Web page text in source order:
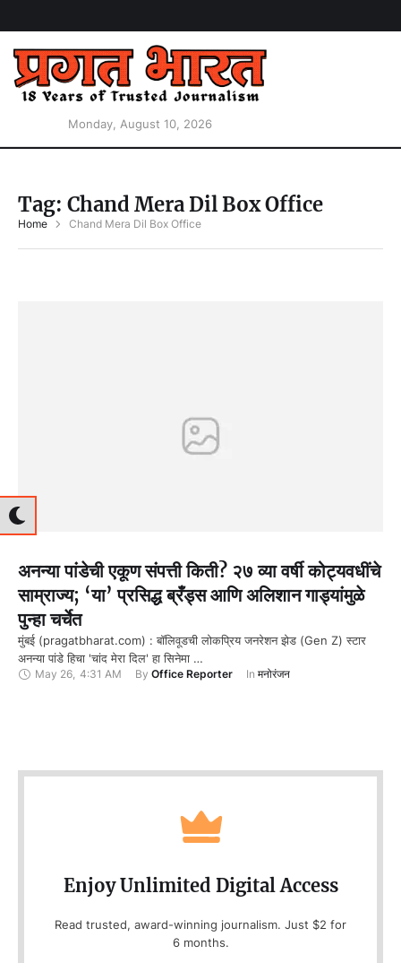
Monday, August 10, 2026
Tag: Chand Mera Dil Box Office
Home Chand Mera Dil Box Office
अनन्या पांडेची एकूण संपत्ती किती? २७ व्या वर्षी कोट्यवधींचे
साम्राज्य; ‘या’ प्रसिद्ध ब्रँड्स आणि अलिशान गाड्यांमुळे
पुन्हा चर्चेत
मुंबई (pragatbharat.com) : बॉलिवूडची लोकप्रिय जनरेशन झेड (Gen Z) स्टार
अनन्या पांडे हिचा 'चांद मेरा दिल' हा सिनेमा …
May 26, 4:31 AM By Office Reporter In मनोरंजन
Enjoy Unlimited Digital Access
Read trusted, award-winning journalism. Just $2 for
6 months.